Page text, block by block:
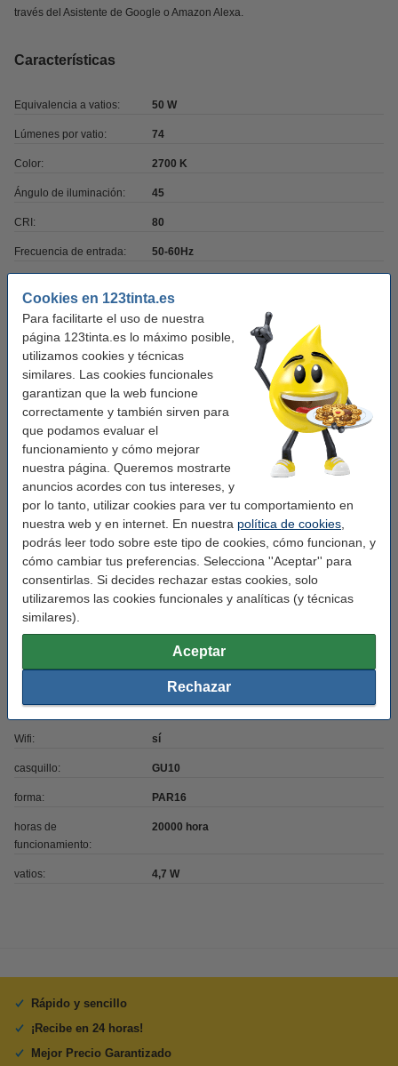
Cookies en 123tinta.es
Para facilitarte el uso de nuestra
página 123tinta.es lo máximo posible,
utilizamos cookies y técnicas
similares. Las cookies funcionales
garantizan que la web funcione
correctamente y también sirven para
que podamos evaluar el
funcionamiento y cómo mejorar
nuestra página. Queremos mostrarte
anuncios acordes con tus intereses, y
por lo tanto, utilizar cookies para ver tu comportamiento en
nuestra web y en internet. En nuestra política de cookies
podrás leer todo sobre este tipo de cookies, cómo funcionan, y
cómo cambiar tus preferencias. Selecciona ''Aceptar'' para
consentirlas. Si decides rechazar estas cookies, solo
utilizaremos las cookies funcionales y analíticas (y técnicas
similares).
Aceptar
Rechazar
través del Asistente de Google o Amazon Alexa.
Características
Equivalencia a vatios: 50 W
Lúmenes por vatio: 74
Color: 2700 K
Ángulo de iluminación: 45
CRI: 80
Frecuencia de entrada: 50-60Hz
funcionamiento:
Tipo: Foco inteligente GU10
plata
Medidas: 54 x 50 x 50 x 50 mm
Voltaje mín: 220 - 240 V
Potencia lumínica: 350
Garantía: 3 años
Cantidad: 1 unidad
Uso: incluido
Regulable:
blanco cálido
Conexión: WiFi
Wifi: sí
casquillo: GU10
forma: PAR16
horas de
funcionamiento:
20000 hora
vatios: 4,7 W
Rápido y sencillo
¡Recibe en 24 horas!
Mejor Precio Garantizado